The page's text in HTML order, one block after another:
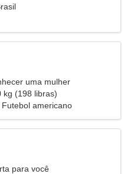
uma mulher
kg (198 libras)
americano
para você